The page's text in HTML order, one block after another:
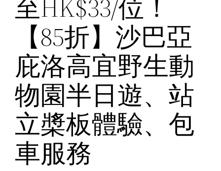
至HK$33/位！
【85折】沙巴亞
庇洛高宜野生動
物園半日遊、站
立槳板體驗、包
車服務